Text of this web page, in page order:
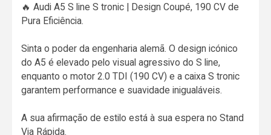
🔥 Audi A5 S line S tronic | Design Coupé, 190 CV de
Pura Eficiência.
Sinta o poder da engenharia alemã. O design icónico
do A5 é elevado pelo visual agressivo do S line,
enquanto o motor 2.0 TDI (190 CV) e a caixa S tronic
garantem performance e suavidade inigualáveis.
A sua afirmação de estilo está à sua espera no Stand
Via Rápida.